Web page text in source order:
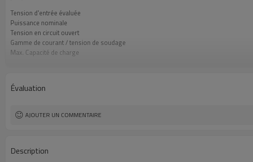
Tension d'entrée évaluée
Puissance nominale
Tension en circuit ouvert
Gamme de courant / tension de soudage
Max. Capacité de charge
Garantie
Dimensions
Évaluation
AJOUTER UN COMMENTAIRE
Description